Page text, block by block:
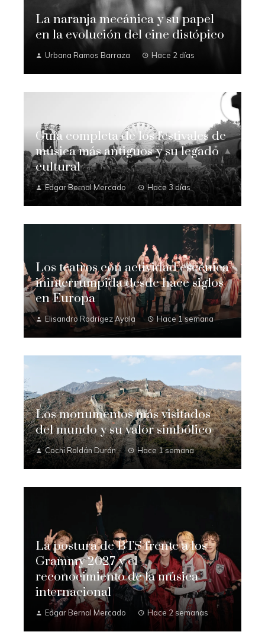
La naranja mecánica y su papel
en la evolución del cine distópico
Urbana Ramos Barraza Hace 2 días
Guía completa de los festivales de
música más antiguos y su legado
cultural
Edgar Bernal Mercado Hace 3 días
Los teatros con actividad escénica
ininterrumpida desde hace siglos
en Europa
Elisandro Rodrígez Ayala Hace 1 semana
Los monumentos más visitados
del mundo y su valor simbólico
Cochi Roldán Durán Hace 1 semana
La postura de BTS frente a los
Grammy 2027 y el
reconocimiento de la música
internacional
Edgar Bernal Mercado Hace 2 semanas